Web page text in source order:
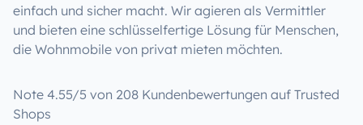
einfach und sicher macht. Wir agieren als Vermittler
und bieten eine schlüsselfertige Lösung für Menschen,
die Wohnmobile von privat mieten möchten.
Note 4.55/5 von 208 Kundenbewertungen auf Trusted
Shops